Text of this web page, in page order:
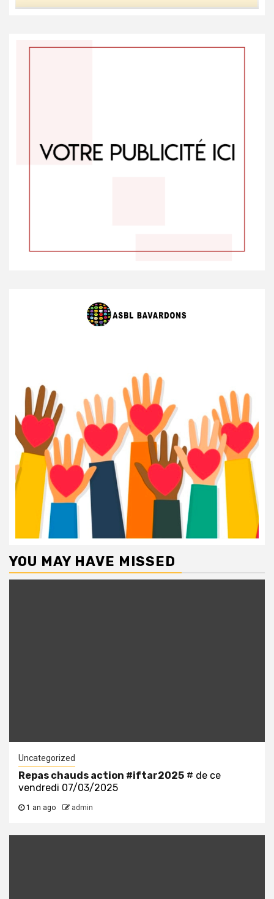
YOU MAY HAVE MISSED
Uncategorized
Repas chauds action #iftar2025 # de ce
vendredi 07/03/2025
1 an ago admin